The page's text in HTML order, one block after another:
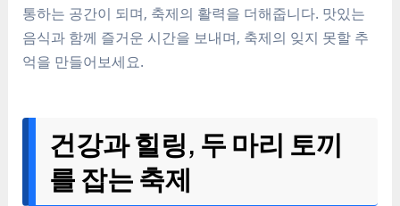
통하는 공간이 되며, 축제의 활력을 더해줍니다. 맛있는
음식과 함께 즐거운 시간을 보내며, 축제의 잊지 못할 추
억을 만들어보세요.
건강과 힐링, 두 마리 토끼
를 잡는 축제